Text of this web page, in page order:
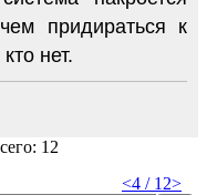
придираться к
нет.
12
<4 / 12>